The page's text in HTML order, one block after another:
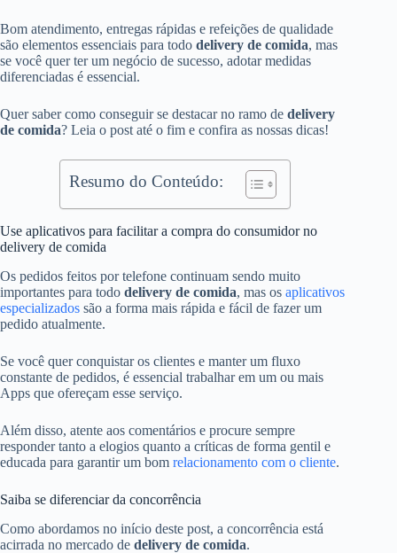
Bom atendimento, entregas rápidas e refeições de qualidade
são elementos essenciais para todo delivery de comida, mas
se você quer ter um negócio de sucesso, adotar medidas
diferenciadas é essencial.
Quer saber como conseguir se destacar no ramo de delivery
de comida? Leia o post até o fim e confira as nossas dicas!
Resumo do Conteúdo:
Use aplicativos para facilitar a compra do consumidor no
delivery de comida
Os pedidos feitos por telefone continuam sendo muito
importantes para todo delivery de comida, mas os aplicativos
especializados são a forma mais rápida e fácil de fazer um
pedido atualmente.
Se você quer conquistar os clientes e manter um fluxo
constante de pedidos, é essencial trabalhar em um ou mais
Apps que ofereçam esse serviço.
Além disso, atente aos comentários e procure sempre
responder tanto a elogios quanto a críticas de forma gentil e
educada para garantir um bom relacionamento com o cliente.
Saiba se diferenciar da concorrência
Como abordamos no início deste post, a concorrência está
acirrada no mercado de delivery de comida.